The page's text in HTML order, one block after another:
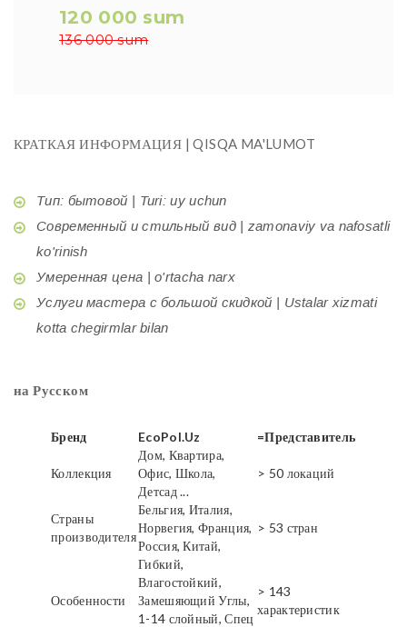
120 000 sum
136 000 sum
КРАТКАЯ ИНФОРМАЦИЯ | QISQA MA'LUMOT
Тип: бытовой | Turi: uy uchun
Современный и стильный вид | zamonaviy va nafosatli
ko'rinish
Умеренная цена | o'rtacha narx
Услуги мастера с большой скидкой | Ustalar xizmati
kotta chegirmlar bilan
на Русском
Бренд EcoPol.Uz =Представитель
Коллекция
Дом, Квартира,
Офис, Школа,
Детсад ...
> 50 локаций
Страны
производителя
Бельгия, Италия,
Норвегия, Франция,
Россия, Китай,
> 53 стран
Особенности
Гибкий,
Влагостойкий,
Замешяющий Углы,
1-14 слойный, Спец
> 143
характеристик